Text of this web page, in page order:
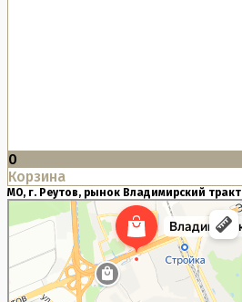
0
Корзина
МО, г. Реутов, рынок Владимирский тракт